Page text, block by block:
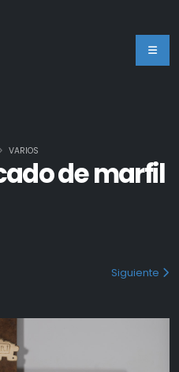
de marfil
VARIOS
Siguiente